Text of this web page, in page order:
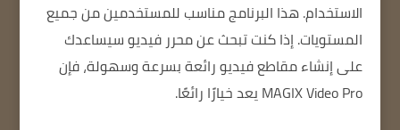
الاستخدام. هذا البرنامج مناسب للمستخدمين من جميع
المستويات. إذا كنت تبحث عن محرر فيديو سيساعدك
على إنشاء مقاطع فيديو رائعة بسرعة وسهولة، فإن
MAGIX Video Pro يعد خيارًا رائعًا.